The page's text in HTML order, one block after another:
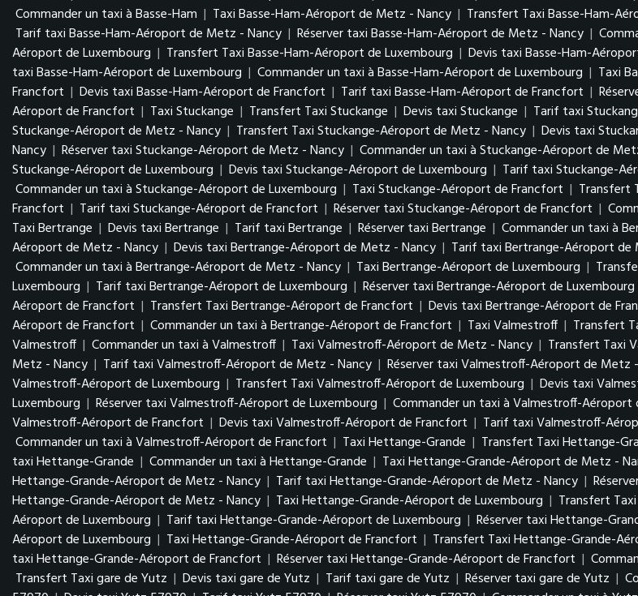
Commander un taxi à Basse-Ham | Taxi Basse-Ham-Aéroport de Metz - Nancy | Transfert Taxi Basse-Ham-
Tarif taxi Basse-Ham-Aéroport de Metz - Nancy | Réserver taxi Basse-Ham-Aéroport de Metz - Nancy |
Aéroport de Luxembourg | Transfert Taxi Basse-Ham-Aéroport de Luxembourg | Devis taxi Basse-Ham-
taxi Basse-Ham-Aéroport de Luxembourg | Commander un taxi à Basse-Ham-Aéroport de Luxembourg | Taxi
Francfort | Devis taxi Basse-Ham-Aéroport de Francfort | Tarif taxi Basse-Ham-Aéroport de Francfort |
Aéroport de Francfort | Taxi Stuckange | Transfert Taxi Stuckange | Devis taxi Stuckange | Tarif taxi
Stuckange-Aéroport de Metz - Nancy | Transfert Taxi Stuckange-Aéroport de Metz - Nancy | Devis taxi
Nancy | Réserver taxi Stuckange-Aéroport de Metz - Nancy | Commander un taxi à Stuckange-Aéroport de
Stuckange-Aéroport de Luxembourg | Devis taxi Stuckange-Aéroport de Luxembourg | Tarif taxi Stuckange-
Commander un taxi à Stuckange-Aéroport de Luxembourg | Taxi Stuckange-Aéroport de Francfort | Transfert
Francfort | Tarif taxi Stuckange-Aéroport de Francfort | Réserver taxi Stuckange-Aéroport de Francfort |
Taxi Bertrange | Devis taxi Bertrange | Tarif taxi Bertrange | Réserver taxi Bertrange | Commander un taxi à
Aéroport de Metz - Nancy | Devis taxi Bertrange-Aéroport de Metz - Nancy | Tarif taxi Bertrange-Aéroport de
Commander un taxi à Bertrange-Aéroport de Metz - Nancy | Taxi Bertrange-Aéroport de Luxembourg |
Luxembourg | Tarif taxi Bertrange-Aéroport de Luxembourg | Réserver taxi Bertrange-Aéroport de Luxembourg
Aéroport de Francfort | Transfert Taxi Bertrange-Aéroport de Francfort | Devis taxi Bertrange-Aéroport de
Aéroport de Francfort | Commander un taxi à Bertrange-Aéroport de Francfort | Taxi Valmestroff | Transfert
Valmestroff | Commander un taxi à Valmestroff | Taxi Valmestroff-Aéroport de Metz - Nancy | Transfert Taxi
Metz - Nancy | Tarif taxi Valmestroff-Aéroport de Metz - Nancy | Réserver taxi Valmestroff-Aéroport de Metz
Valmestroff-Aéroport de Luxembourg | Transfert Taxi Valmestroff-Aéroport de Luxembourg | Devis taxi
Luxembourg | Réserver taxi Valmestroff-Aéroport de Luxembourg | Commander un taxi à Valmestroff-Aéroport
Valmestroff-Aéroport de Francfort | Devis taxi Valmestroff-Aéroport de Francfort | Tarif taxi Valmestroff-
Commander un taxi à Valmestroff-Aéroport de Francfort | Taxi Hettange-Grande | Transfert Taxi Hettange-
taxi Hettange-Grande | Commander un taxi à Hettange-Grande | Taxi Hettange-Grande-Aéroport de Metz -
Hettange-Grande-Aéroport de Metz - Nancy | Tarif taxi Hettange-Grande-Aéroport de Metz - Nancy |
Hettange-Grande-Aéroport de Metz - Nancy | Taxi Hettange-Grande-Aéroport de Luxembourg | Transfert
Aéroport de Luxembourg | Tarif taxi Hettange-Grande-Aéroport de Luxembourg | Réserver taxi Hettange-
Aéroport de Luxembourg | Taxi Hettange-Grande-Aéroport de Francfort | Transfert Taxi Hettange-Grande-
taxi Hettange-Grande-Aéroport de Francfort | Réserver taxi Hettange-Grande-Aéroport de Francfort |
Transfert Taxi gare de Yutz | Devis taxi gare de Yutz | Tarif taxi gare de Yutz | Réserver taxi gare de Yutz |